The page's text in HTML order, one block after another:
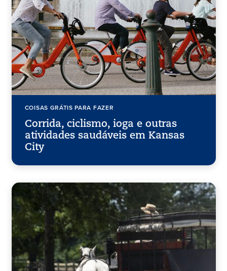
COISAS GRÁTIS PARA FAZER
Corrida, ciclismo, ioga e outras
atividades saudáveis em Kansas
City